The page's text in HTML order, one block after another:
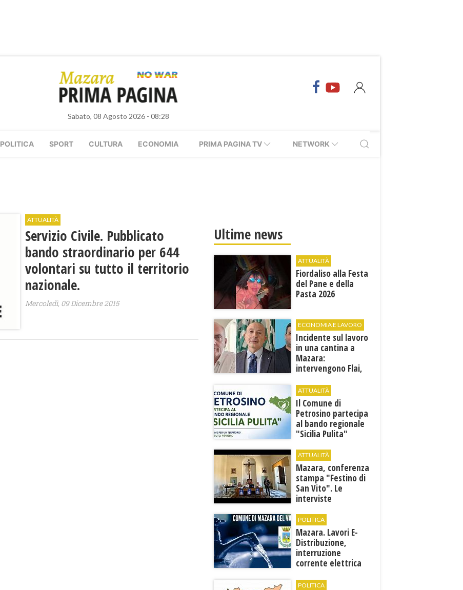
Sabato, 08 Agosto 2026 - 08:28
POLITICA SPORT CULTURA ECONOMIA PRIMA PAGINA TV NETWORK
ATTUALITÀ
Servizio Civile. Pubblicato
bando straordinario per 644
volontari su tutto il territorio
nazionale.
Mercoledì, 09 Dicembre 2015
Ultime news
ATTUALITÀ
Fiordaliso alla Festa
del Pane e della
Pasta 2026
ECONOMIA E LAVORO
Incidente sul lavoro
in una cantina a
Mazara:
intervengono Flai,
ATTUALITÀ
​Il Comune di
Petrosino partecipa
al bando regionale
"Sicilia Pulita"
ATTUALITÀ
Mazara, conferenza
stampa "Festino di
San Vito". Le
interviste
POLITICA
Mazara. Lavori E-
Distribuzione,
interruzione
corrente elettrica
Miceli
POLITICA